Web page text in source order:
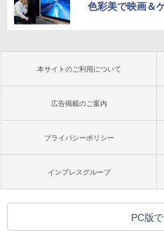
色彩美で映画＆
本サイトのご利用について
広告掲載のご案内
プライバシーポリシー
インプレスグループ
PC版